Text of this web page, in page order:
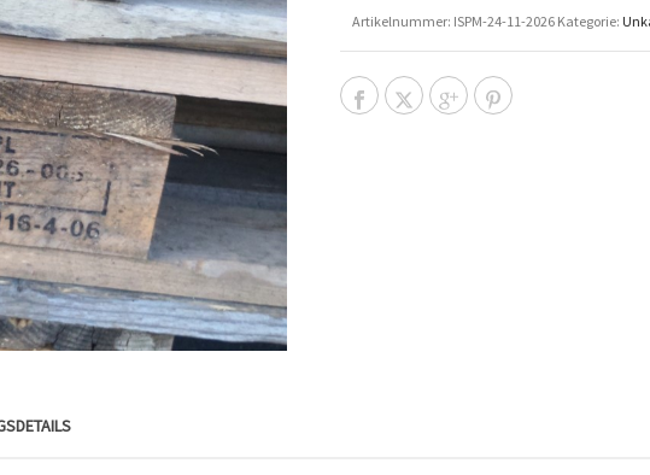
Artikelnummer: ISPM-24-11-2026 Kategorie: